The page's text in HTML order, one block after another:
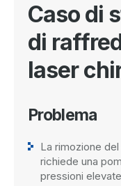
Caso di
di
laser
Problema
La rimozione
richiede una
pressioni